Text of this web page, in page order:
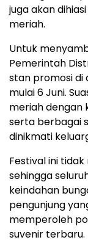
juga akan
meriah.
Untuk
Pemerintah
stan promosi di
mulai 6 Juni.
meriah dengan
serta berbagai
dinikmati
Festival ini
sehingga
keindahan
pengunjung
memperoleh
suvenir terbaru.